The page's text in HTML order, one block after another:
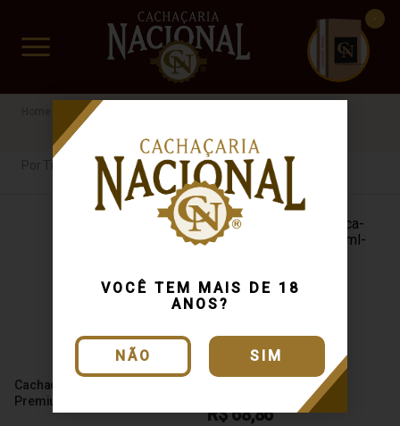
VOCÊ TEM MAIS DE 18
ANOS?
NÃO SIM
www.cachacarianacional.com.br
CUIDADO FRÁGIL
Cachaça
Cachaça Porto Morretes
Premium Orgânica 700ml
Cachaça Magnífica
Tradicional Ipê 700ml
R$ 68,86